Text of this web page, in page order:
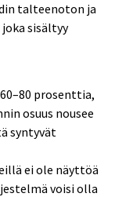
talteenoton ja
sisältyy
prosenttia,
osuus nousee
syntyvät
ei ole näyttöä
voisi olla